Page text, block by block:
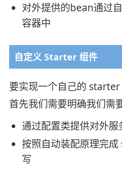
对外提供的bean通过
容器中
自定义 Starter 组件
要实现一个自己的 starter
首先我们需要明确我们需
通过配置类提供对外
按照自动装配原理完
写